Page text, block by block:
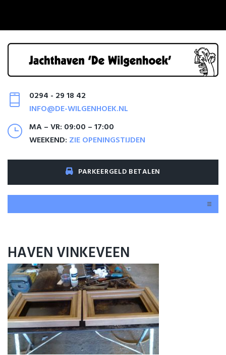
0294 - 29 18 42
INFO@DE-WILGENHOEK.NL
MA – VR: 09:00 – 17:00
WEEKEND: ZIE OPENINGSTIJDEN
PARKEERGELD BETALEN
Ligplaatsen
Service
Informatie
Portfolio
HAVEN VINKEVEEN